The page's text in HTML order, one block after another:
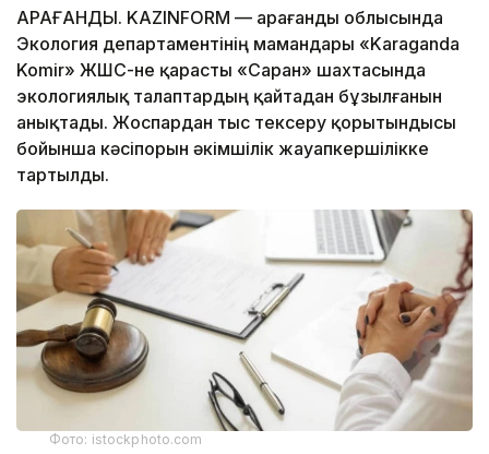
ҚАРАҒАНДЫ. KAZINFORM — Қарағанды облысында
Экология департаментінің мамандары «Karaganda
Komir» ЖШС-не қарасты «Саран» шахтасында
экологиялық талаптардың қайтадан бұзылғанын
анықтады. Жоспардан тыс тексеру қорытындысы
бойынша кәсіпорын әкімшілік жауапкершілікке
тартылды.
Фото: istockphoto.com